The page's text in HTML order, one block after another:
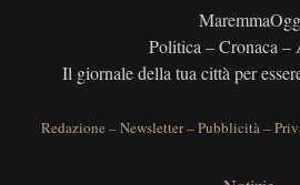
Politica – Cronaca –
Il giornale della tua città per
Redazione –Newsletter–Pubblicità–